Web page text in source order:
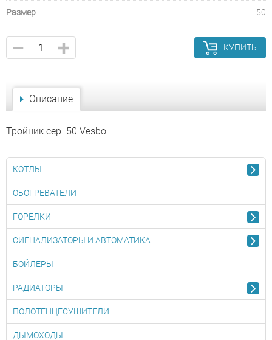
Размер 50
КУПИТЬ
Описание
Тройник сер 50 Vesbo
КОТЛЫ
ОБОГРЕВАТЕЛИ
ГОРЕЛКИ
СИГНАЛИЗАТОРЫ И АВТОМАТИКА
БОЙЛЕРЫ
РАДИАТОРЫ
ПОЛОТЕНЦЕСУШИТЕЛИ
ДЫМОХОДЫ